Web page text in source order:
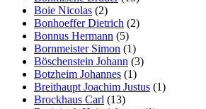
Boie Nicolas (2)
Bonhoeffer Dietrich (2)
Bonnus Hermann (5)
Bornmeister Simon (1)
Böschenstein Johann (3)
Botzheim Johannes (1)
Breithaupt Joachim Justus (1)
Brockhaus Carl (13)